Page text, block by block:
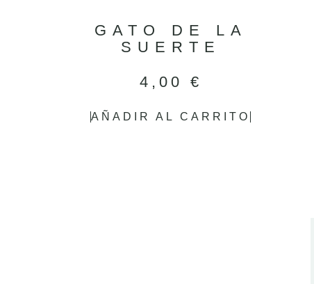
GATO DE LA
SUERTE
4,00 €
AÑADIR AL CARRITO